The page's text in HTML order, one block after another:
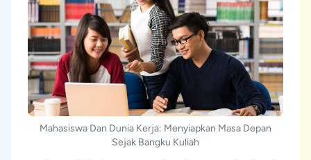
Mahasiswa Dan Dunia Kerja: Menyiapkan Masa Depan
Sejak Bangku Kuliah